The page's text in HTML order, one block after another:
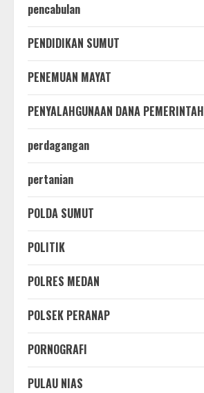
pencabulan
PENDIDIKAN SUMUT
PENEMUAN MAYAT
PENYALAHGUNAAN DANA PEMERINTAH
perdagangan
pertanian
POLDA SUMUT
POLITIK
POLRES MEDAN
POLSEK PERANAP
PORNOGRAFI
PULAU NIAS